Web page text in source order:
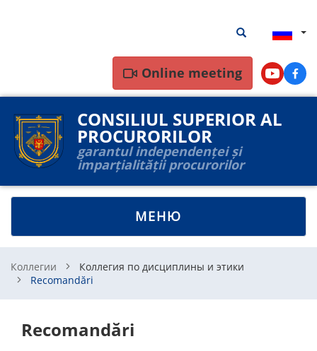
поиска
Результаты
Online meeting Youtube
CONSILIUL SUPERIOR AL
PROCURORILOR
garantul independenței și
imparțialității procurorilor
TOGGLE
NAVIGATION
МЕНЮ
Коллегии
Коллегия по дисциплины и этики
Recomandări
Recomandări